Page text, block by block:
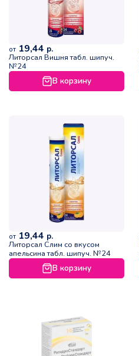
от 19,44 р.
Литорсал Вишня табл. шипуч.
№24
В корзину
от 19,44 р.
Литорсал Слим со вкусом
апельсина табл. шипуч. №24
В корзину